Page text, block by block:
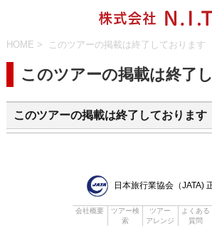
HOME > このツアーの掲載は終了しております
このツアーの掲載は終了
このツアーの掲載は終了しております
日本旅行業協会（JATA)
会社概要
ツアー検
索
ツアー
アレンジ
よくある
質問